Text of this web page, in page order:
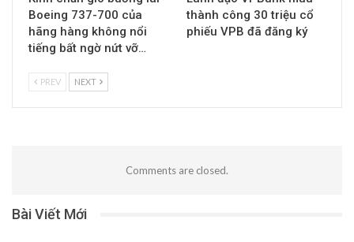
Boeing 737-700 của
hãng hàng không nổi
tiếng bất ngờ nứt vỡ…
thành công 30 triệu cổ
phiếu VPB đã đăng ký
PREV NEXT
Comments are closed.
Bài Viết Mới